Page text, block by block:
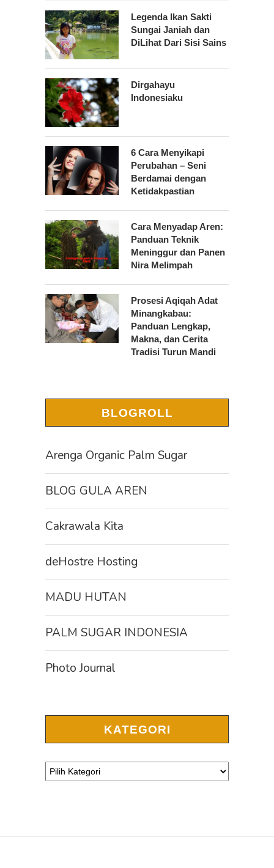
Legenda Ikan Sakti
Sungai Janiah dan
DiLihat Dari Sisi Sains
Dirgahayu
Indonesiaku
6 Cara Menyikapi
Perubahan – Seni
Berdamai dengan
Ketidakpastian
Cara Menyadap Aren:
Panduan Teknik
Meninggur dan Panen
Nira Melimpah
Prosesi Aqiqah Adat
Minangkabau:
Panduan Lengkap,
Makna, dan Cerita
Tradisi Turun Mandi
BLOGROLL
Arenga Organic Palm Sugar
BLOG GULA AREN
Cakrawala Kita
deHostre Hosting
MADU HUTAN
PALM SUGAR INDONESIA
Photo Journal
KATEGORI